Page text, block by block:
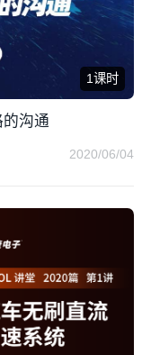
1课时
沟通
2020/06/04